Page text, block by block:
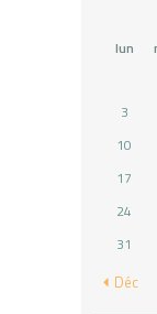
lun
3
10
17
24
31
« Déc